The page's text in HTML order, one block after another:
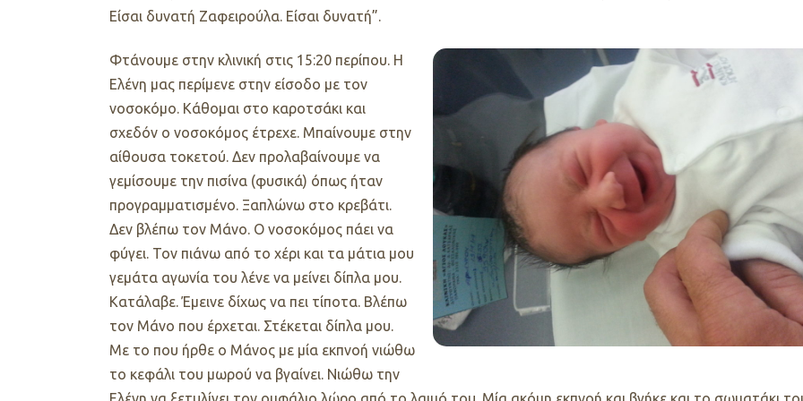
Είσαι δυνατή Ζαφειρούλα. Είσαι δυνατή”.
Φτάνουμε στην κλινική στις 15:20 περίπου. Η
Ελένη μας περίμενε στην είσοδο με τον
νοσοκόμο. Κάθομαι στο καροτσάκι και
σχεδόν ο νοσοκόμος έτρεχε. Μπαίνουμε στην
αίθουσα τοκετού. Δεν προλαβαίνουμε να
γεμίσουμε την πισίνα (φυσικά) όπως ήταν
προγραμματισμένο. Ξαπλώνω στο κρεβάτι.
Δεν βλέπω τον Μάνο. Ο νοσοκόμος πάει να
φύγει. Τον πιάνω από το χέρι και τα μάτια μου
γεμάτα αγωνία του λένε να μείνει δίπλα μου.
Κατάλαβε. Έμεινε δίχως να πει τίποτα. Βλέπω
τον Μάνο που έρχεται. Στέκεται δίπλα μου.
Με το που ήρθε ο Μάνος με μία εκπνοή νιώθω
το κεφάλι του μωρού να βγαίνει. Νιώθω την